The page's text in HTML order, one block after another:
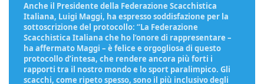
Anche il Presidente della Federazione Scacchistica
Italiana, Luigi Maggi, ha espresso soddisfazione per la
sottoscrizione del protocollo: “La Federazione
Scacchistica Italiana che ho l’onore di rappresentare –
ha affermato Maggi – è felice e orgogliosa di questo
protocollo d’intesa, che rendere ancora più forti i
rapporti tra il nostro mondo e lo sport paralimpico. Gli
scacchi, come ripeto spesso, sono il più inclusivo degli